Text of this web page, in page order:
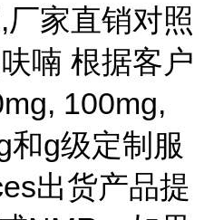
家直销对照
喃 根据客户
100mg,
和g级定制服
出货产品提